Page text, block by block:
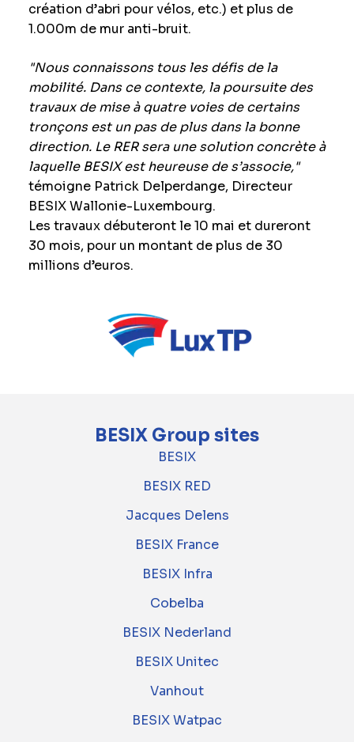
création d’abri pour vélos, etc.) et plus de
1.000m de mur anti-bruit.
"Nous connaissons tous les défis de la
mobilité. Dans ce contexte, la poursuite des
travaux de mise à quatre voies de certains
tronçons est un pas de plus dans la bonne
direction. Le RER sera une solution concrète à
laquelle BESIX est heureuse de s’associe,"
témoigne Patrick Delperdange, Directeur
BESIX Wallonie-Luxembourg.
Les travaux débuteront le 10 mai et dureront
30 mois, pour un montant de plus de 30
millions d’euros.
BESIX Group sites
BESIX
BESIX RED
Jacques Delens
BESIX France
BESIX Infra
Cobelba
BESIX Nederland
BESIX Unitec
Vanhout
BESIX Watpac